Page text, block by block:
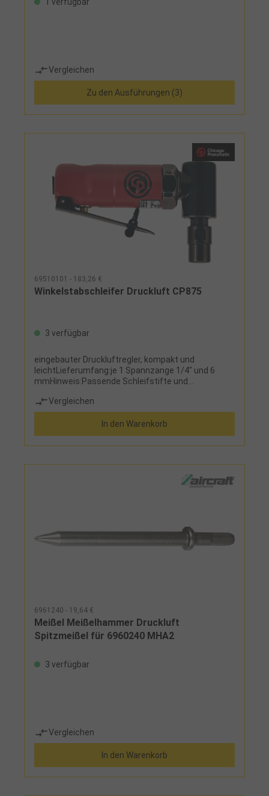
Vergleichen
Zu den Ausführungen (3)
69510101 - 183,26 €
Winkelstabschleifer Druckluft CP875
3 verfügbar
eingebauter Druckluftregler, kompakt und
leichtLieferumfang:je 1 Spannzange 1/4" und 6
mmHinweis:Passende Schleifstifte und
Vergleichen
In den Warenkorb
6961240 - 19,64 €
Meißel Meißelhammer Druckluft
Spitzmeißel für 6960240 MHA2
3 verfügbar
Vergleichen
In den Warenkorb